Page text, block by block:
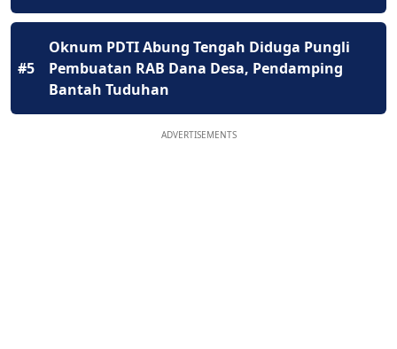
#5
Oknum PDTI Abung Tengah Diduga Pungli
Pembuatan RAB Dana Desa, Pendamping
Bantah Tuduhan
ADVERTISEMENTS